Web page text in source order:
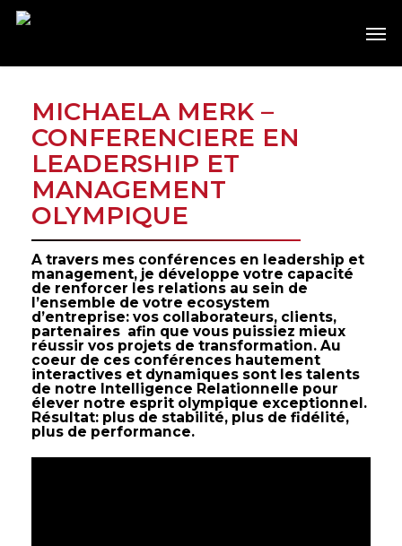
Skip
content
MICHAELA MERK –
CONFERENCIERE EN
LEADERSHIP ET
MANAGEMENT
OLYMPIQUE
A travers mes conférences en leadership et
management, je développe votre capacité
de renforcer les relations au sein de
l’ensemble de votre ecosystem
d’entreprise: vos collaborateurs, clients,
partenaires afin que vous puissiez mieux
réussir vos projets de transformation. Au
coeur de ces conférences hautement
interactives et dynamiques sont les talents
de notre Intelligence Relationnelle pour
élever notre esprit olympique exceptionnel.
Résultat: plus de stabilité, plus de fidélité,
plus de performance.